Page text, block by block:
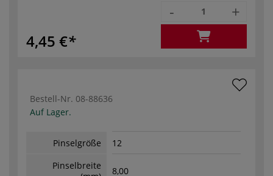
4,45 €
- +
Bestell-Nr. 08-88636
Auf Lager.
Pinselgröße
12
Pinselbreite
8,00